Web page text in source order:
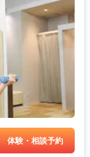
体験・相談予約